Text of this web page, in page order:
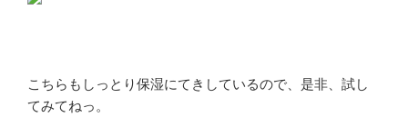
こちらもしっとり保湿にてきしているので、是非、試し
てみてねっ。